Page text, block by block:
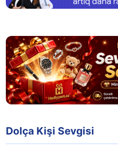
Dolça Kişi Sevgisi